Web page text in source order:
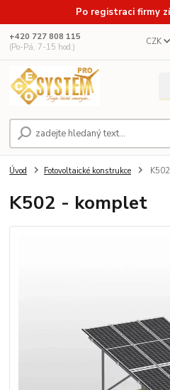
Po registraci firmy
CZK
+420 727 808 115
(Po-Pá, 7-15 hod.)
Úvod Fotovoltaické konstrukce
K502 - komplet